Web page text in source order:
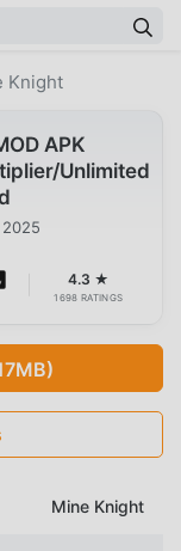
Knight
APK
Unlimited
4.3 ★
1698 RATINGS
Mine Knight